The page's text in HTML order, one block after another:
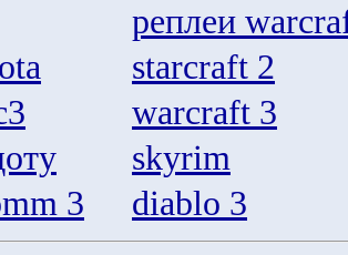
реплеи
starcraft 2
warcraft 3
skyrim
3
diablo 3